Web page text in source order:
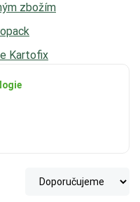
zbožím
Kartofix